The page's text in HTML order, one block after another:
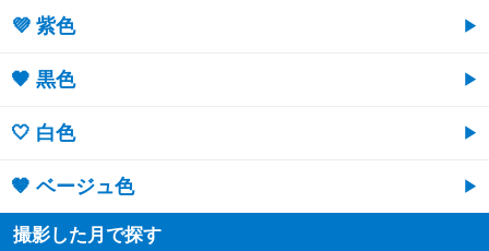
💜 紫色
🖤 黒色
🤍 白色
🤎 ベージュ色
撮影した月で探す